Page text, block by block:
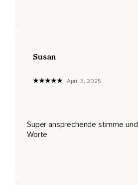
und ich arbeite voller Freude darauf hin.
bisschen leichter,
Neue,
Susan
April 3, 2025
Super ansprechende stimme und
Worte